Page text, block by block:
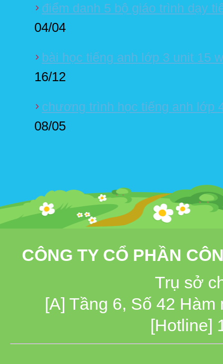
điểm danh 5 bộ giáo trình dạy
04/04
bài học tiếng anh lớp 3 unit 15
16/12
chương trình học tiếng anh lớp
08/05
CÔNG TY CỔ PHẦN
Trụ sở
[A] Tầng 6, Số 42
[Hotline]